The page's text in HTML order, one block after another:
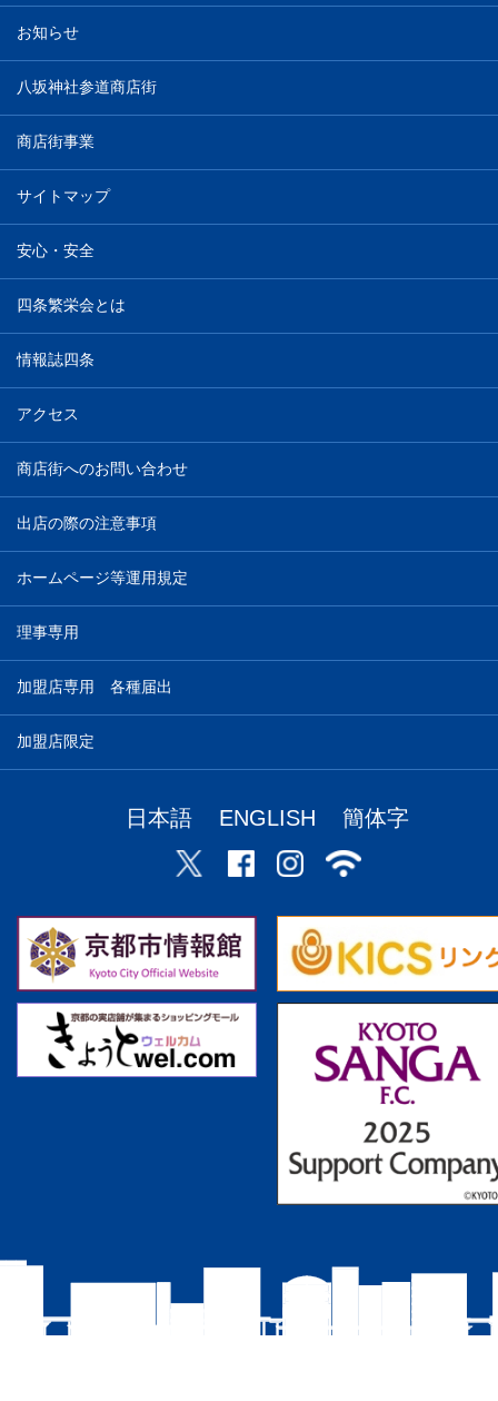
お知らせ
八坂神社参道商店街
商店街事業
サイトマップ
安心・安全
四条繁栄会とは
情報誌四条
アクセス
商店街へのお問い合わせ
出店の際の注意事項
ホームページ等運用規定
理事専用
加盟店専用 各種届出
加盟店限定
日本語 ENGLISH 簡体字